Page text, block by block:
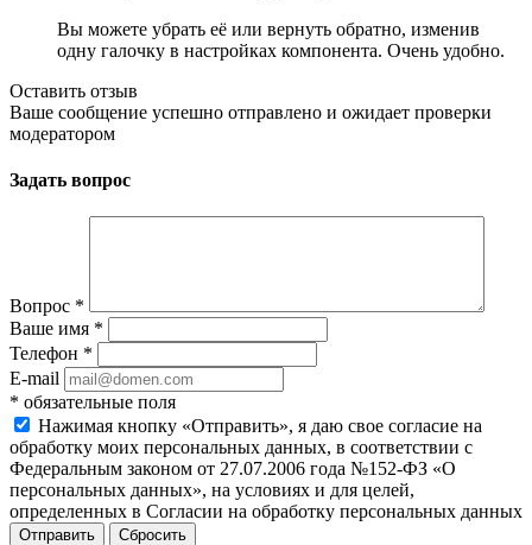
Вы можете убрать её или вернуть обратно, изменив
одну галочку в настройках компонента. Очень удобно.
Оставить отзыв
Ваше сообщение успешно отправлено и ожидает проверки
модератором
Задать вопрос
Вопрос *
Ваше имя *
Телефон *
E-mail
* обязательные поля
Нажимая кнопку «Отправить», я даю свое согласие на
обработку моих персональных данных, в соответствии с
Федеральным законом от 27.07.2006 года №152-ФЗ «О
персональных данных», на условиях и для целей,
определенных в Согласии на обработку персональных данных
Сбросить